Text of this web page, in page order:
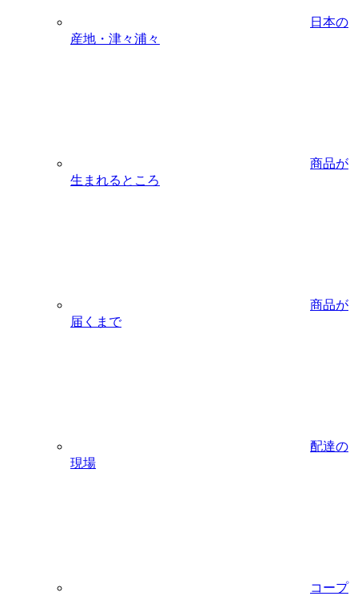
日本の
産地・津々浦々
商品が
生まれるところ
商品が
届くまで
配達の
現場
コープ